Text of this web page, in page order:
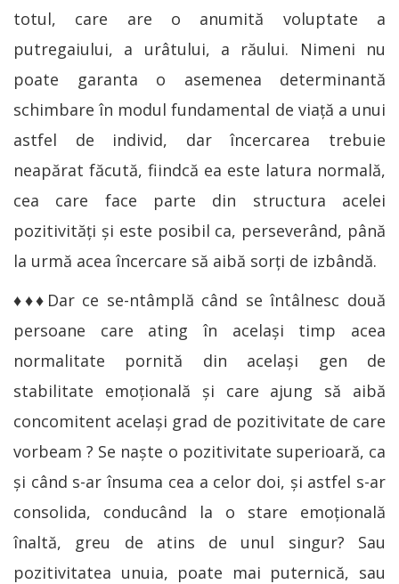
totul, care are o anumită voluptate a
putregaiului, a urâtului, a răului. Nimeni nu
poate garanta o asemenea determinantă
schimbare în modul fundamental de viaţă a unui
astfel de individ, dar încercarea trebuie
neapărat făcută, fiindcă ea este latura normală,
cea care face parte din structura acelei
pozitivităţi şi este posibil ca, perseverând, până
la urmă acea încercare să aibă sorţi de izbândă.
♦♦♦Dar ce se-ntâmplă când se întâlnesc două
persoane care ating în acelaşi timp acea
normalitate pornită din acelaşi gen de
stabilitate emoţională şi care ajung să aibă
concomitent acelaşi grad de pozitivitate de care
vorbeam ? Se naşte o pozitivitate superioară, ca
şi când s-ar însuma cea a celor doi, şi astfel s-ar
consolida, conducând la o stare emoţională
înaltă, greu de atins de unul singur? Sau
pozitivitatea unuia, poate mai puternică, sau